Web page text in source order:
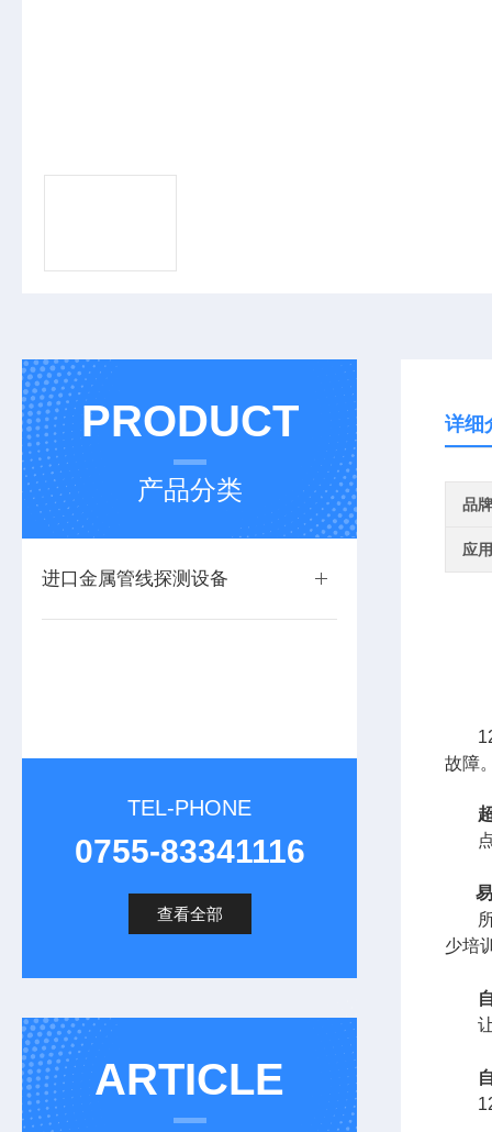
PRODUCT
产品分类
进口金属管线探测设备
TEL-PHONE
0755-83341116
查看全部
ARTICLE
详细
品牌
应
故障
少培